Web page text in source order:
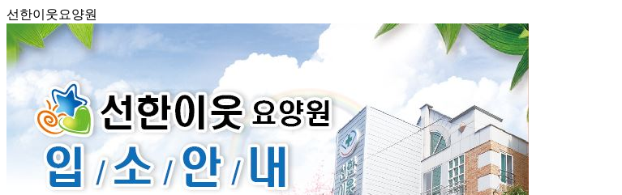
선한이웃요양원